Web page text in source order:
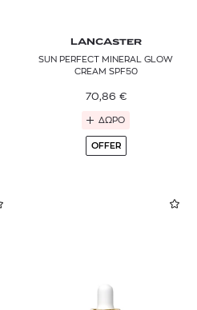
LANCASTER
SUN PERFECT MINERAL GLOW
CREAM SPF50
70,86 €
ΔΩΡΟ
OFFER